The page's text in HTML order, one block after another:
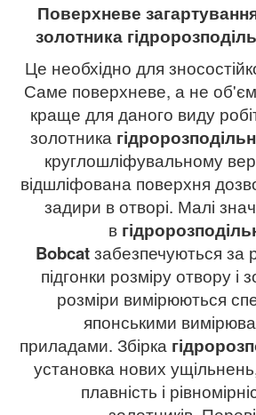
Поверхневе
золотника
Це необхідно для
Саме поверхневе, а не
краще для даного виду
золотника
круглошліфувальному
відшліфована поверхня
задири в отворі. Малі
в
Bobcatзабезпечуються за
підгонки розміру отвору і
розміри вимірюються
японськими
приладами. Збірка
установка нових
плавність і